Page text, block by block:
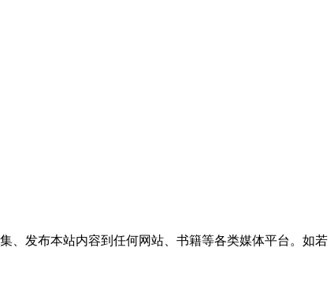
、发布本站内容到任何网站、书籍等各类媒体平台。如若